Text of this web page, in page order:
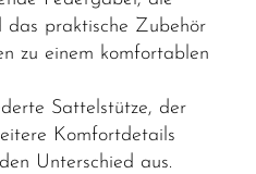
das praktische Zubehör
zu einem komfortablen
Sattelstütze, der
Komfortdetails
Unterschied aus.